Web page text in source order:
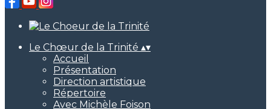
Le Chœur de la Trinité ▴▾
Accueil
Présentation
Direction artistique
Répertoire
Avec Michèle Foison